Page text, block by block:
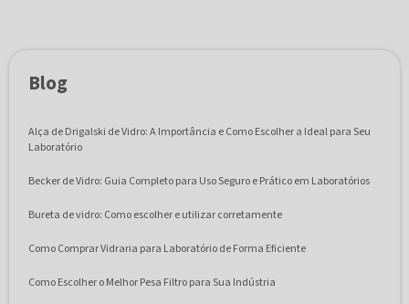
Blog
Alça de Drigalski de Vidro: A Importância e Como Escolher a Ideal para Seu
Laboratório
Becker de Vidro: Guia Completo para Uso Seguro e Prático em Laboratórios
Bureta de vidro: Como escolher e utilizar corretamente
Como Comprar Vidraria para Laboratório de Forma Eficiente
Como Escolher o Melhor Pesa Filtro para Sua Indústria